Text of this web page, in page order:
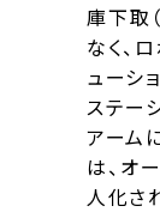
庫下取
なく、
ューシ
ステー
アーム
は、オ
人化さ